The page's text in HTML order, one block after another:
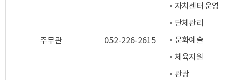
주무관 052-226-2615
자치센터 운영
단체관리
문화예술
체육지원
관광